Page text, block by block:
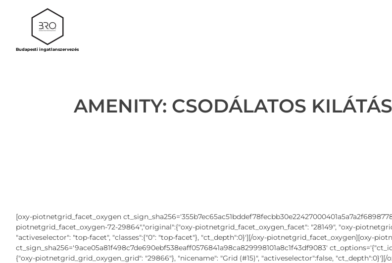
Budapesti ingatlanszervezés
AMENITY: CSODÁLATOS
[oxy-piotnetgrid_facet_oxygen
piotnetgrid_facet_oxygen-72-29864","original":{"oxy-piotnetgrid_facet_oxygen_facet": "28149", "oxy-
"activeselector": "top-facet", "classes":{"0": "top-facet"}, "ct_depth":0}'][/oxy-piotnetgrid_facet_oxygen][oxy-
ct_sign_sha256='9ace05a81f498c7de690ebf538eaff0576841a98ca829998101a8c1f43df9083'
{"oxy-piotnetgrid_grid_oxygen_grid": "29866"}, "nicename": "Grid (#15)", "activeselector":false,